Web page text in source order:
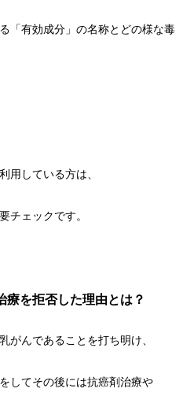
「有効成分」の名称とどの様な毒
用している方は、
チェックです。
を拒否した理由とは？
がんであることを打ち明け、
してその後には抗癌剤治療や